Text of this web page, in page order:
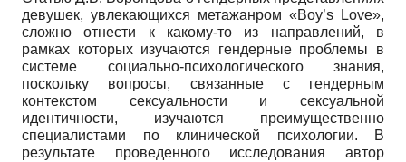
девушек, увлекающихся метажанром «Boy’s Love»,
сложно отнести к какому-то из направлений, в
рамках которых изучаются гендерные проблемы в
системе социально-психологического знания,
поскольку вопросы, связанные с гендерным
контекстом сексуальности и сексуальной
идентичности, изучаются преимущественно
специалистами по клинической психологии. В
результате проведенного исследования автор